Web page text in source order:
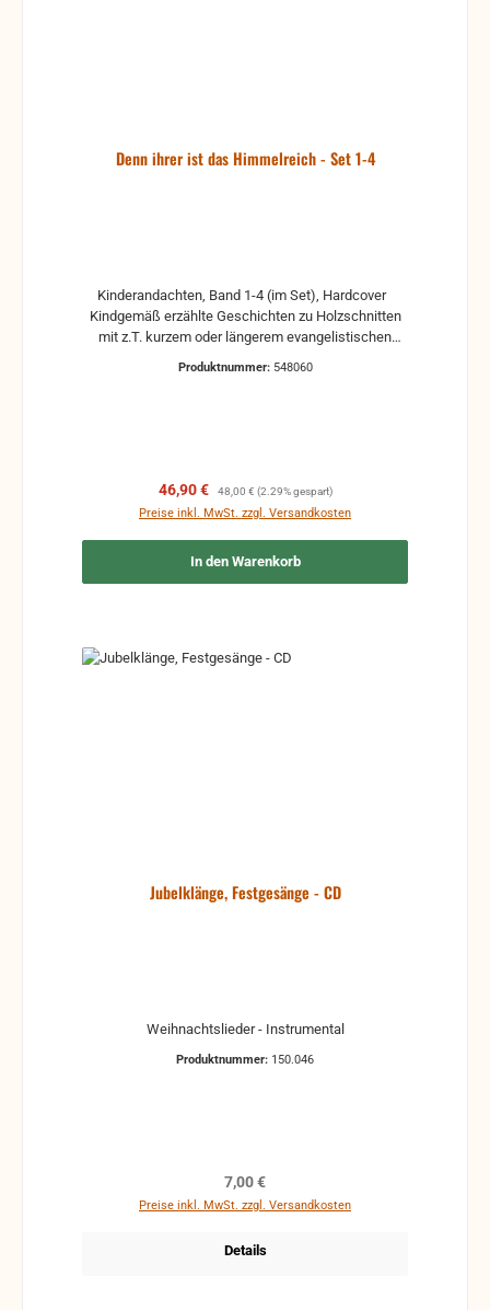
Denn ihrer ist das Himmelreich - Set 1-4
Kinderandachten, Band 1-4 (im Set), Hardcover
Kindgemäß erzählte Geschichten zu Holzschnitten
mit z.T. kurzem oder längerem evangelistischen
Produktnummer: 548060
Verkaufspreis:
46,90 € Regulärer Preis:
48,00 € (2.29% gespart)
Preise inkl. MwSt. zzgl. Versandkosten
In den Warenkorb
Jubelklänge, Festgesänge - CD
Weihnachtslieder - Instrumental
Produktnummer: 150.046
Regulärer Preis:
7,00 €
Preise inkl. MwSt. zzgl. Versandkosten
Details